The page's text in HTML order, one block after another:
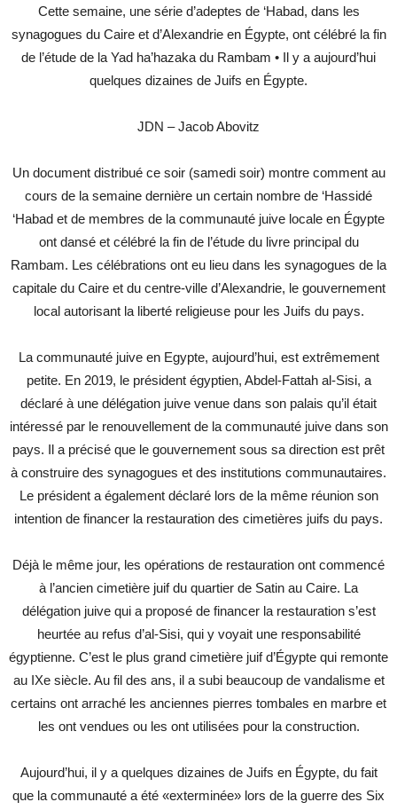
Cette semaine, une série d’adeptes de ‘Habad, dans les
synagogues du Caire et d’Alexandrie en Égypte, ont célébré la fin
de l’étude de la Yad ha’hazaka du Rambam • Il y a aujourd’hui
quelques dizaines de Juifs en Égypte.
JDN – Jacob Abovitz
Un document distribué ce soir (samedi soir) montre comment au
cours de la semaine dernière un certain nombre de ‘Hassidé
‘Habad et de membres de la communauté juive locale en Égypte
ont dansé et célébré la fin de l’étude du livre principal du
Rambam. Les célébrations ont eu lieu dans les synagogues de la
capitale du Caire et du centre-ville d’Alexandrie, le gouvernement
local autorisant la liberté religieuse pour les Juifs du pays.
La communauté juive en Egypte, aujourd’hui, est extrêmement
petite. En 2019, le président égyptien, Abdel-Fattah al-Sisi, a
déclaré à une délégation juive venue dans son palais qu’il était
intéressé par le renouvellement de la communauté juive dans son
pays. Il a précisé que le gouvernement sous sa direction est prêt
à construire des synagogues et des institutions communautaires.
Le président a également déclaré lors de la même réunion son
intention de financer la restauration des cimetières juifs du pays.
Déjà le même jour, les opérations de restauration ont commencé
à l’ancien cimetière juif du quartier de Satin au Caire. La
délégation juive qui a proposé de financer la restauration s’est
heurtée au refus d’al-Sisi, qui y voyait une responsabilité
égyptienne. C’est le plus grand cimetière juif d’Égypte qui remonte
au IXe siècle. Au fil des ans, il a subi beaucoup de vandalisme et
certains ont arraché les anciennes pierres tombales en marbre et
les ont vendues ou les ont utilisées pour la construction.
Aujourd’hui, il y a quelques dizaines de Juifs en Égypte, du fait
que la communauté a été «exterminée» lors de la guerre des Six